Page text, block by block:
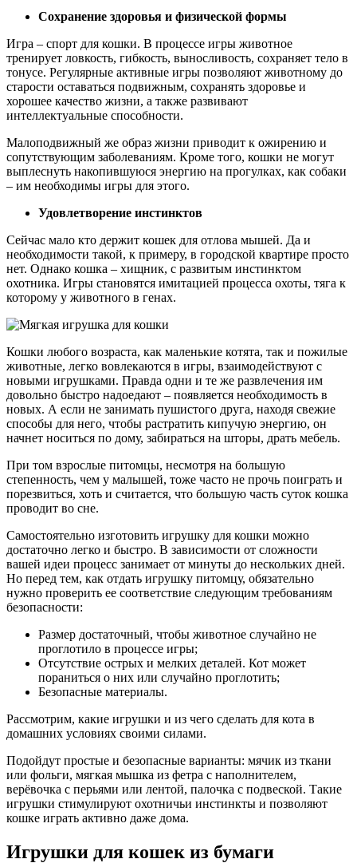
Сохранение здоровья и физической формы
Игра – спорт для кошки. В процессе игры животное
тренирует ловкость, гибкость, выносливость, сохраняет тело в
тонусе. Регулярные активные игры позволяют животному до
старости оставаться подвижным, сохранять здоровье и
хорошее качество жизни, а также развивают
интеллектуальные способности.
Малоподвижный же образ жизни приводит к ожирению и
сопутствующим заболеваниям. Кроме того, кошки не могут
выплеснуть накопившуюся энергию на прогулках, как собаки
– им необходимы игры для этого.
Удовлетворение инстинктов
Сейчас мало кто держит кошек для отлова мышей. Да и
необходимости такой, к примеру, в городской квартире просто
нет. Однако кошка – хищник, с развитым инстинктом
охотника. Игры становятся имитацией процесса охоты, тяга к
которому у животного в генах.
Кошки любого возраста, как маленькие котята, так и пожилые
животные, легко вовлекаются в игры, взаимодействуют с
новыми игрушками. Правда одни и те же развлечения им
довольно быстро надоедают – появляется необходимость в
новых. А если не занимать пушистого друга, находя свежие
способы для него, чтобы растратить кипучую энергию, он
начнет носиться по дому, забираться на шторы, драть мебель.
При том взрослые питомцы, несмотря на большую
степенность, чем у малышей, тоже часто не прочь поиграть и
порезвиться, хоть и считается, что большую часть суток кошка
проводит во сне.
Самостоятельно изготовить игрушку для кошки можно
достаточно легко и быстро. В зависимости от сложности
вашей идеи процесс занимает от минуты до нескольких дней.
Но перед тем, как отдать игрушку питомцу, обязательно
нужно проверить ее соответствие следующим требованиям
безопасности:
Размер достаточный, чтобы животное случайно не
проглотило в процессе игры;
Отсутствие острых и мелких деталей. Кот может
пораниться о них или случайно проглотить;
Безопасные материалы.
Рассмотрим, какие игрушки и из чего сделать для кота в
домашних условиях своими силами.
Подойдут простые и безопасные варианты: мячик из ткани
или фольги, мягкая мышка из фетра с наполнителем,
верёвочка с перьями или лентой, палочка с подвеской. Такие
игрушки стимулируют охотничьи инстинкты и позволяют
кошке играть активно даже дома.
Игрушки для кошек из бумаги